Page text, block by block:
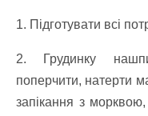
1. Підготувати всі
2. Грудинку
поперчити, натерти
запікання з